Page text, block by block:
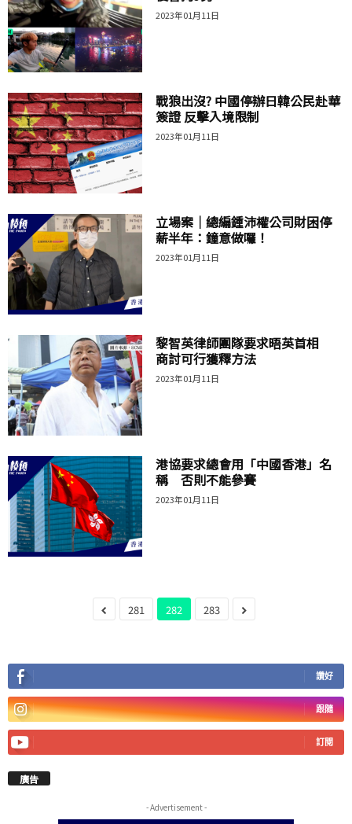
2023年01月11日
戰狼出沒? 中國停辦日韓公民赴華
簽證 反擊入境限制
2023年01月11日
立場案｜總編鍾沛權公司財困停
薪半年：鐘意做囉！
2023年01月11日
黎智英律師團隊要求晤英首相
商討可行獲釋方法
2023年01月11日
港協要求總會用「中國香港」名
稱 否則不能參賽
2023年01月11日
281 282 283
讚好
跟隨
訂閱
廣告
- Advertisement -